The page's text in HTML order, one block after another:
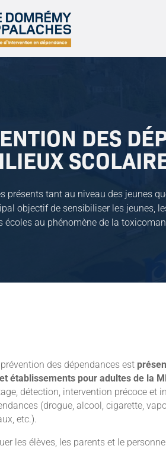
DES
présents tant au niveau des jeunes
objectif de sensibiliser les jeunes,
écoles au phénomène de la
des dépendances est
établissements pour adultes de la
détection, intervention précoce et
(drogue, alcool, cigarette,
etc.).
les élèves, les parents et le